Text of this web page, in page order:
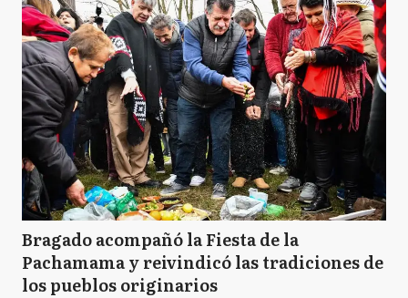
Bragado acompañó la Fiesta de la
Pachamama y reivindicó las tradiciones de
los pueblos originarios